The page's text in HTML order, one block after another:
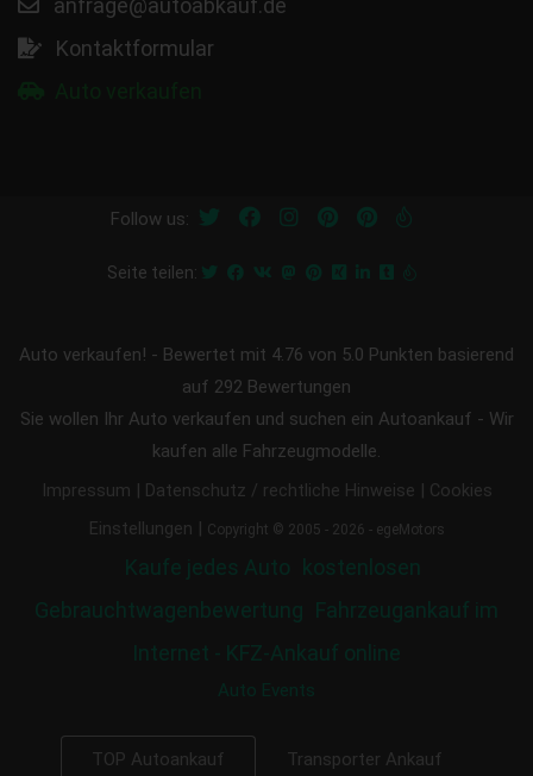
Kontaktformular
Follow us:
Seite teilen:
Auto verkaufen! - Bewertet mit 4.76 von 5.0 Punkten basierend
auf 292 Bewertungen
Sie wollen Ihr Auto verkaufen und suchen ein Autoankauf - Wir
kaufen alle Fahrzeugmodelle.
Impressum | Datenschutz / rechtliche Hinweise | Cookies
Einstellungen | Copyright © 2005 - 2026 - egeMotors
Kaufe jedes Auto kostenlosen
Gebrauchtwagenbewertung Fahrzeugankauf im
Internet - KFZ-Ankauf online
Auto Events
TOP Autoankauf Transporter Ankauf